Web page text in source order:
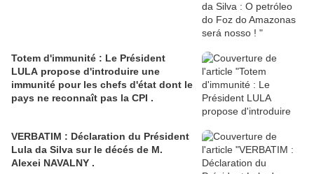
Totem d'immunité : Le Président
LULA propose d'introduire une
immunité pour les chefs d'état dont le
pays ne reconnaît pas la CPI .
VERBATIM : Déclaration du Président
Lula da Silva sur le décés de M.
Alexei NAVALNY .